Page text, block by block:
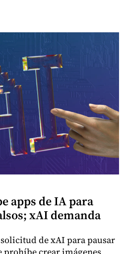
apps de IA para
xAI demanda
de xAI para pausar
prohíbe crear imágenes